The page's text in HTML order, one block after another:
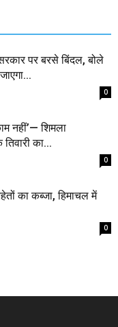
पर बरसे बिंदल, बोले
0
नहीं’— शिमला
का...
0
का कब्जा, हिमाचल में
0